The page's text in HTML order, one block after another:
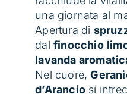
una giornata al
Apertura di
dal finocchio
lavanda
Nel cuore,
d’Aranciosi